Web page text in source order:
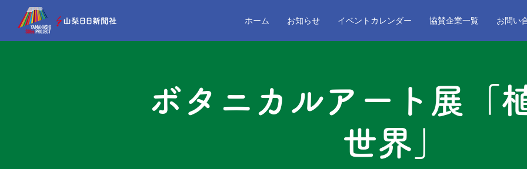
ホーム お知らせ イベントカレンダー 協賛企業一覧 お問い
ボタニカルアート展「
世界」